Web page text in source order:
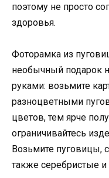
поэтому не просто
здоровья.
Фоторамка из
необычный подарок
руками: возьмите
разноцветными
цветов, тем ярче
ограничивайтесь
Возьмите пуговицы,
также серебристые